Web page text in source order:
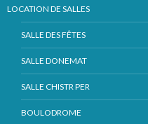
LOCATION DE SALLES
SALLE DES FÊTES
SALLE DONEMAT
SALLE CHISTR PER
BOULODROME